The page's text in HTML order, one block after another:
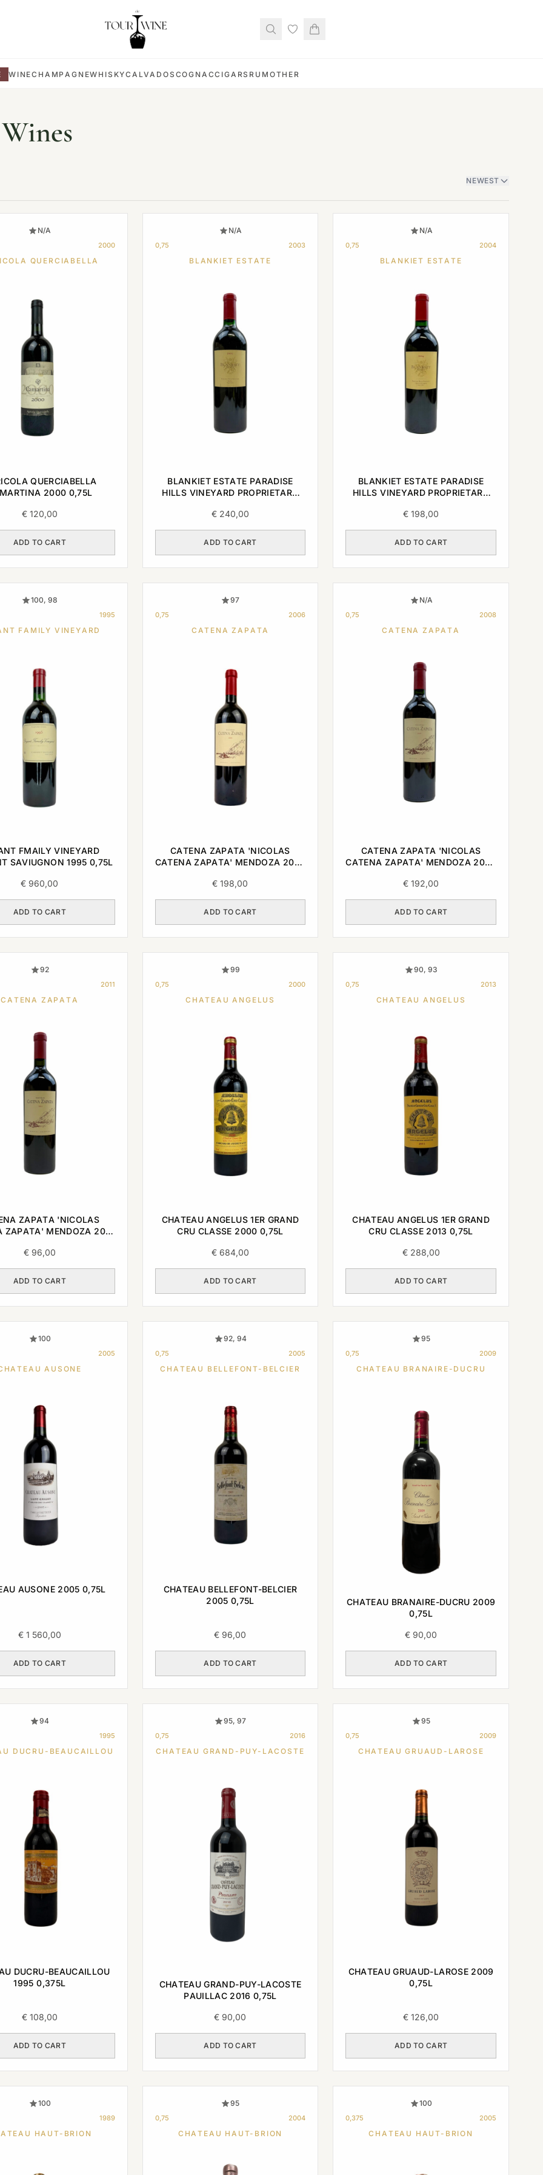
WINECHAMPAGNEWHISKYCALVADOS COGNACCIGARS RUM OTHER
NEWEST
N/A
2000
QUERCIABELLA
QUERCIABELLA
2000 0,75L
€120,00
ADD TO CART
N/A
0,75 2003
BLANKIET ESTATE
BLANKIET ESTATE PARADISE
HILLS VINEYARD PROPRIETARY
€240,00
ADD TO CART
N/A
0,75 2004
BLANKIET ESTATE
BLANKIET ESTATE PARADISE
HILLS VINEYARD PROPRIETARY
€ 198,00
ADD TO CART
100, 98
1995
FAMILY VINEYARD
FMAILY VINEYARD
SAVIUGNON 1995 0,75L
€ 960,00
ADD TO CART
97
0,75 2006
CATENA ZAPATA
CATENA ZAPATA 'NICOLAS
CATENA ZAPATA' MENDOZA 2006
€ 198,00
ADD TO CART
N/A
0,75 2008
CATENA ZAPATA
CATENA ZAPATA 'NICOLAS
CATENA ZAPATA' MENDOZA 2008
€ 192,00
ADD TO CART
92
2011
CATENA ZAPATA
ZAPATA 'NICOLAS
ZAPATA' MENDOZA 2011
€96,00
ADD TO CART
99
0,75 2000
CHATEAU ANGELUS
CHATEAU ANGELUS 1ER GRAND
CRU CLASSE 2000 0,75L
€684,00
ADD TO CART
90, 93
0,75 2013
CHATEAU ANGELUS
CHATEAU ANGELUS 1ER GRAND
CRU CLASSE 2013 0,75L
€288,00
ADD TO CART
100
2005
AUSONE
AUSONE 2005 0,75L
€1 560,00
ADD TO CART
92, 94
0,75 2005
CHATEAU BELLEFONT-BELCIER
CHATEAU BELLEFONT-BELCIER
2005 0,75L
€ 96,00
ADD TO CART
95
0,75 2009
CHATEAU BRANAIRE-DUCRU
CHATEAU BRANAIRE-DUCRU 2009
0,75L
€ 90,00
ADD TO CART
94
1995
DUCRU-BEAUCAILLOU
DUCRU-BEAUCAILLOU
1995 0,375L
€108,00
ADD TO CART
95, 97
0,75 2016
CHATEAU GRAND-PUY-LACOSTE
CHATEAU GRAND-PUY-LACOSTE
PAUILLAC 2016 0,75L
€ 90,00
ADD TO CART
95
0,75 2009
CHATEAU GRUAUD-LAROSE
CHATEAU GRUAUD-LAROSE 2009
0,75L
€ 126,00
ADD TO CART
100
1989
HAUT-BRION
95
0,75 2004
CHATEAU HAUT-BRION
100
0,375 2005
CHATEAU HAUT-BRION